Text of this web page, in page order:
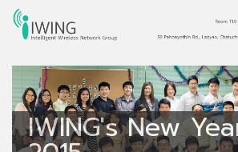
IWING
Intelligent
Network Group
IWING's New